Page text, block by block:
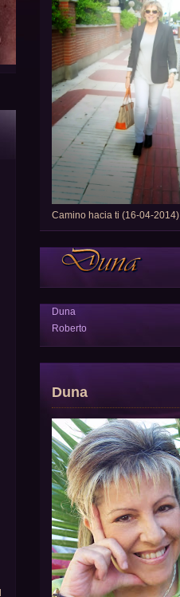
Camino hacia ti (16-04-2014)
Duna
Roberto
Duna